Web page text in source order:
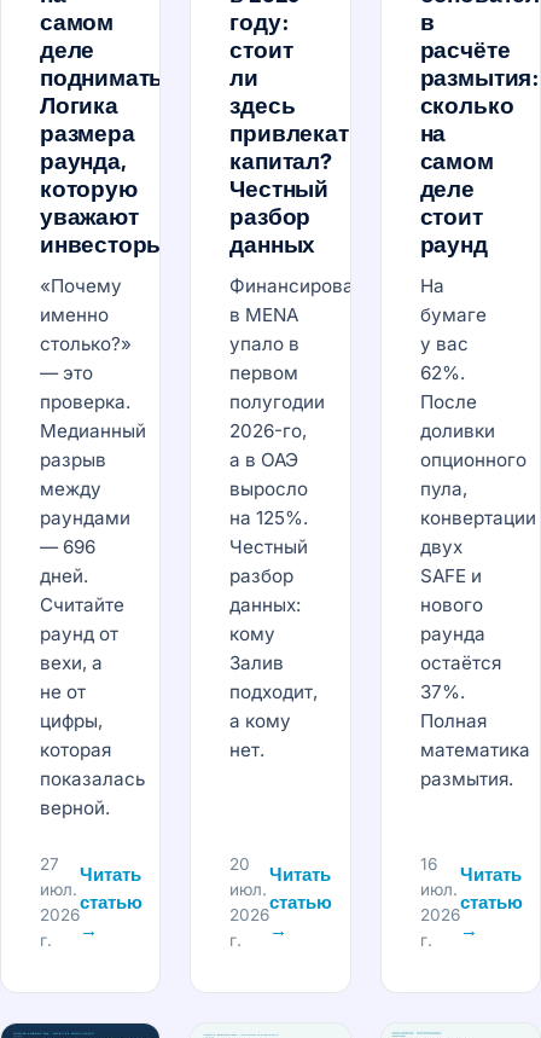
самом
деле
поднимать?
Логика
размера
раунда,
которую
уважают
инвесторы
«Почему
именно
столько?»
— это
проверка.
Медианный
разрыв
между
раундами
— 696
дней.
Считайте
раунд от
вехи, а
не от
цифры,
которая
показалась
верной.
27
июл.
2026
г.
Читать
статью
→
году:
стоит
ли
здесь
привлекать
капитал?
Честный
разбор
данных
Финансирование
в MENA
упало в
первом
полугодии
2026-го,
а в ОАЭ
выросло
на 125%.
Честный
разбор
данных:
кому
Залив
подходит,
а кому
нет.
20
июл.
2026
г.
Читать
статью
→
в
расчёте
размытия:
сколько
на
самом
деле
стоит
раунд
На
бумаге
у вас
62%.
После
доливки
опционного
пула,
конвертации
двух
SAFE и
нового
раунда
остаётся
37%.
Полная
математика
размытия.
16
июл.
2026
г.
Читать
статью
→